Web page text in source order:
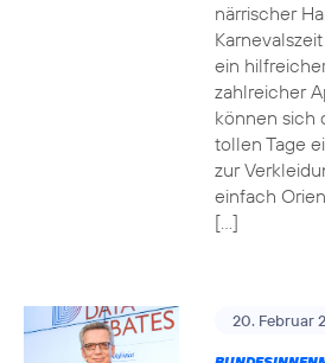
närrischer
ein
zahlreicher
können sich
tollen Tage
zur
einfach
[…]
20. Februar